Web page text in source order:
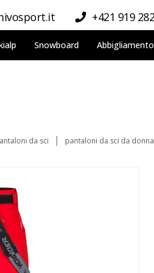
+421 919
Snowboard
da sci pantaloni da sci da donna